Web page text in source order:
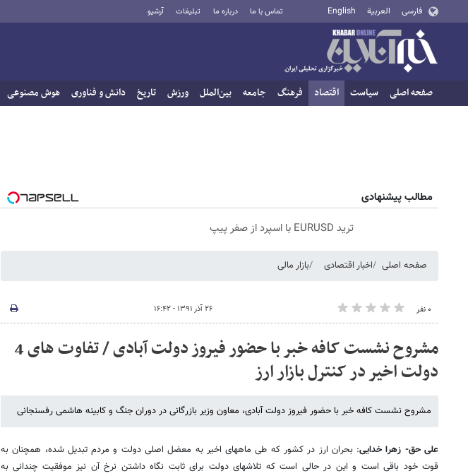
فارسی العربية English تماس با ما درباره ما تبلیغات آرشیو
صفحه اصلی سیاست اقتصاد فرهنگ جامعه بین‌الملل ورزش تاریخ دانش و فناوری هوش مصنوعی
مطالب پیشنهادی
ترید EURUSD با اسپرد از صفر پیپ
صفحه اصلی اخبار اقتصادی بازار مالی
۰ نفر ۲۶ آذر ۱۳۹۱ - ۱۶:۴۲
مشروح نشست کافه خبر با حضور فیروز دولت آبادی / تفاوت های 4
دولت اخیر در کنترل بازار ارز
مشروح نشست کافه خبر با حضور فیروز دولت آبادی، معاون وزیر بازرگانی در دوران جنگ و کابینه هاشمی رفسنجانی
علی حق- زهرا خدایی: بحران ارز در کشور که طی ماههای اخیر به معضل اصلی دولت و مردم تبدیل شده، همچنان به
قوت خود باقی است و این در حالی است که تلاشهای دولت برای ثابت نگاه داشتن نرخ آن نیز موفقیت چندانی به